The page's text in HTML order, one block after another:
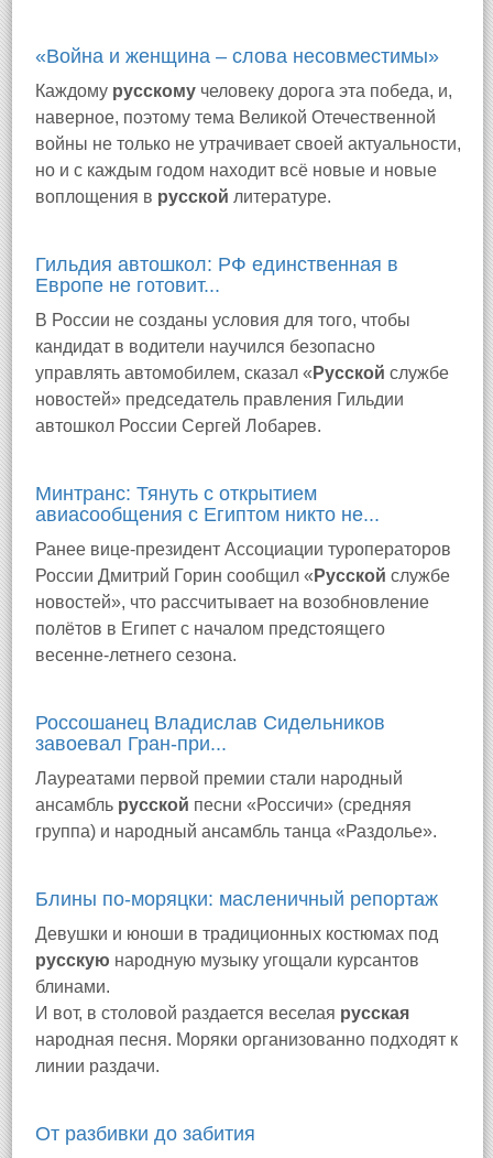
«Война и женщина – слова несовместимы»
Каждому русскому человеку дорога эта победа, и,
наверное, поэтому тема Великой Отечественной
войны не только не утрачивает своей актуальности,
но и с каждым годом находит всё новые и новые
воплощения в русской литературе.
Гильдия автошкол: РФ единственная в
Европе не готовит...
В России не созданы условия для того, чтобы
кандидат в водители научился безопасно
управлять автомобилем, сказал « Русской службе
новостей» председатель правления Гильдии
автошкол России Сергей Лобарев.
Минтранс: Тянуть с открытием
авиасообщения с Египтом никто не...
Ранее вице-президент Ассоциации туроператоров
России Дмитрий Горин сообщил « Русской службе
новостей», что рассчитывает на возобновление
полётов в Египет с началом предстоящего
весенне-летнего сезона.
Россошанец Владислав Сидельников
завоевал Гран-при...
Лауреатами первой премии стали народный
ансамбль русской песни «Россичи» (средняя
группа) и народный ансамбль танца «Раздолье».
Блины по-моряцки: масленичный репортаж
Девушки и юноши в традиционных костюмах под
русскую народную музыку угощали курсантов
блинами.
И вот, в столовой раздается веселая русская
народная песня. Моряки организованно подходят к
линии раздачи.
От разбивки до забития